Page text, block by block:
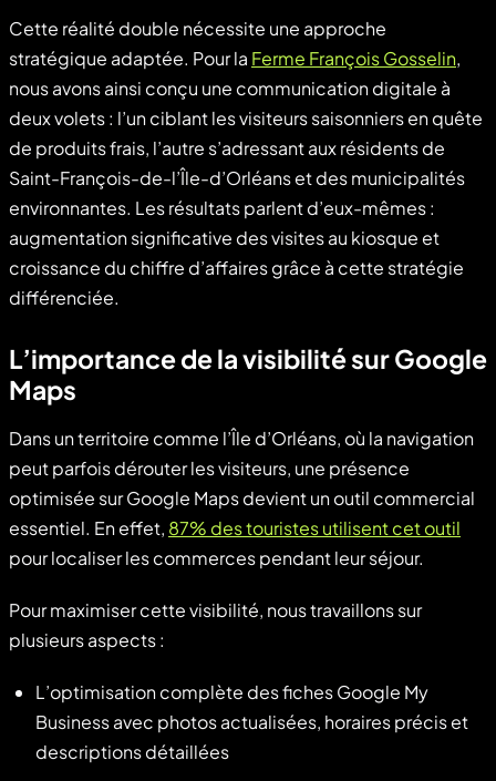
Cette réalité double nécessite une approche
stratégique adaptée. Pour la Ferme François Gosselin,
nous avons ainsi conçu une communication digitale à
deux volets : l’un ciblant les visiteurs saisonniers en quête
de produits frais, l’autre s’adressant aux résidents de
Saint-François-de-l’Île-d’Orléans et des municipalités
environnantes. Les résultats parlent d’eux-mêmes :
augmentation significative des visites au kiosque et
croissance du chiffre d’affaires grâce à cette stratégie
différenciée.
L’importance de la visibilité sur Google
Maps
Dans un territoire comme l’Île d’Orléans, où la navigation
peut parfois dérouter les visiteurs, une présence
optimisée sur Google Maps devient un outil commercial
essentiel. En effet, 87% des touristes utilisent cet outil
pour localiser les commerces pendant leur séjour.
Pour maximiser cette visibilité, nous travaillons sur
plusieurs aspects :
L’optimisation complète des fiches Google My
Business avec photos actualisées, horaires précis et
descriptions détaillées